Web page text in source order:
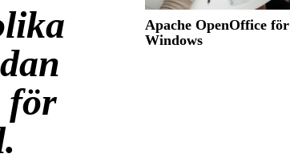
för
Apache OpenOffice för
Windows